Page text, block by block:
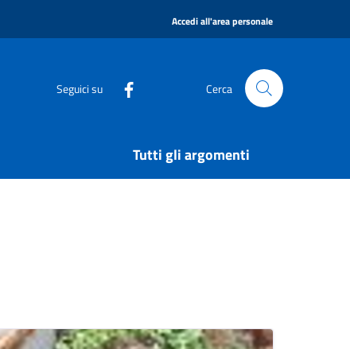
Accedi all'area personale
Seguici su Cerca
Tutti gli argomenti